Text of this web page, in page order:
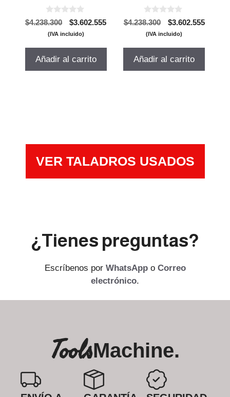
0
d
e
$4.238.300
El
precio
$3.602.555El
(IVA incluido)
Añadir al carrito
0
d
e
$4.238.300
El
precio
$3.602.555El
(IVA incluido)
Añadir al carrito
VER TALADROS USADOS
¿Tienes preguntas?
Escríbenos por WhatsAppo Correo
electrónico.
ToolsMachine.